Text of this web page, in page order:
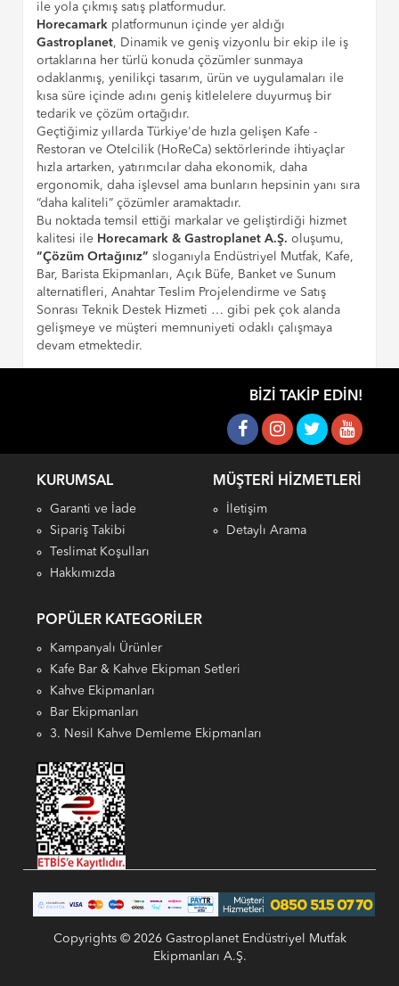
ile yola çıkmış satış platformudur.
Horecamark platformunun içinde yer aldığı
Gastroplanet, Dinamik ve geniş vizyonlu bir ekip ile iş
ortaklarına her türlü konuda çözümler sunmaya
odaklanmış, yenilikçi tasarım, ürün ve uygulamaları ile
kısa süre içinde adını geniş kitlelelere duyurmuş bir
tedarik ve çözüm ortağıdır.
Geçtiğimiz yıllarda Türkiye'de hızla gelişen Kafe -
Restoran ve Otelcilik (HoReCa) sektörlerinde ihtiyaçlar
hızla artarken, yatırımcılar daha ekonomik, daha
ergonomik, daha işlevsel ama bunların hepsinin yanı sıra
“daha kaliteli” çözümler aramaktadır.
Bu noktada temsil ettiği markalar ve geliştirdiği hizmet
kalitesi ile Horecamark & Gastroplanet A.Ş. oluşumu,
“Çözüm Ortağınız” sloganıyla Endüstriyel Mutfak, Kafe,
Bar, Barista Ekipmanları, Açık Büfe, Banket ve Sunum
alternatifleri, Anahtar Teslim Projelendirme ve Satış
Sonrası Teknik Destek Hizmeti … gibi pek çok alanda
gelişmeye ve müşteri memnuniyeti odaklı çalışmaya
devam etmektedir.
BIZI TAKIP EDIN!
KURUMSAL
Garanti ve İade
Sipariş Takibi
Teslimat Koşulları
Hakkımızda
MÜŞTERI HIZMETLERI
İletişim
Detaylı Arama
POPÜLER KATEGORILER
Kampanyalı Ürünler
Kafe Bar & Kahve Ekipman Setleri
Kahve Ekipmanları
Bar Ekipmanları
3. Nesil Kahve Demleme Ekipmanları
Copyrights © 2026 Gastroplanet Endüstriyel Mutfak
Ekipmanları A.Ş.